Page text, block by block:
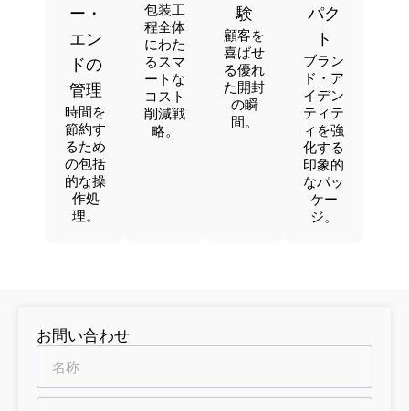
ー・
エン
ドの
管理
時間を
節約す
るため
の包括
的な操
作処
理。
包装工
程全体
にわた
るスマ
ートな
コスト
削減戦
略。
験
顧客を
喜ばせ
る優れ
た開封
の瞬
間。
パク
ト
ブラン
ド・ア
イデン
ティテ
ィを強
化する
印象的
なパッ
ケー
ジ。
お問い合わせ